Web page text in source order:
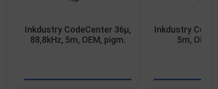
Inkdustry CodeCenter 36µ,
88,8kHz, 5m, OEM, pigm.
Inkdustry
5m, OEM,